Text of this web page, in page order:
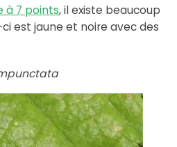
à 7 points, il existe beaucoup
est jaune et noire avec des